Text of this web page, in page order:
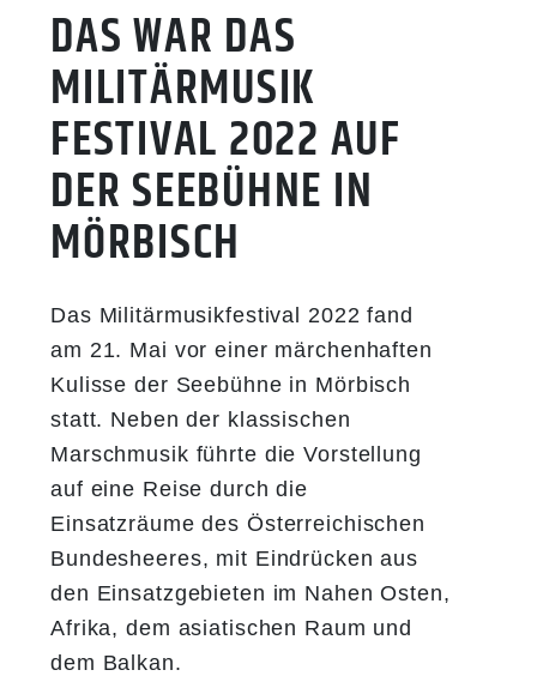
DAS WAR DAS
MILITÄRMUSIK
FESTIVAL 2022 AUF
DER SEEBÜHNE IN
MÖRBISCH
Das Militärmusikfestival 2022 fand
am 21. Mai vor einer märchenhaften
Kulisse der Seebühne in Mörbisch
statt. Neben der klassischen
Marschmusik führte die Vorstellung
auf eine Reise durch die
Einsatzräume des Österreichischen
Bundesheeres, mit Eindrücken aus
den Einsatzgebieten im Nahen Osten,
Afrika, dem asiatischen Raum und
dem Balkan.